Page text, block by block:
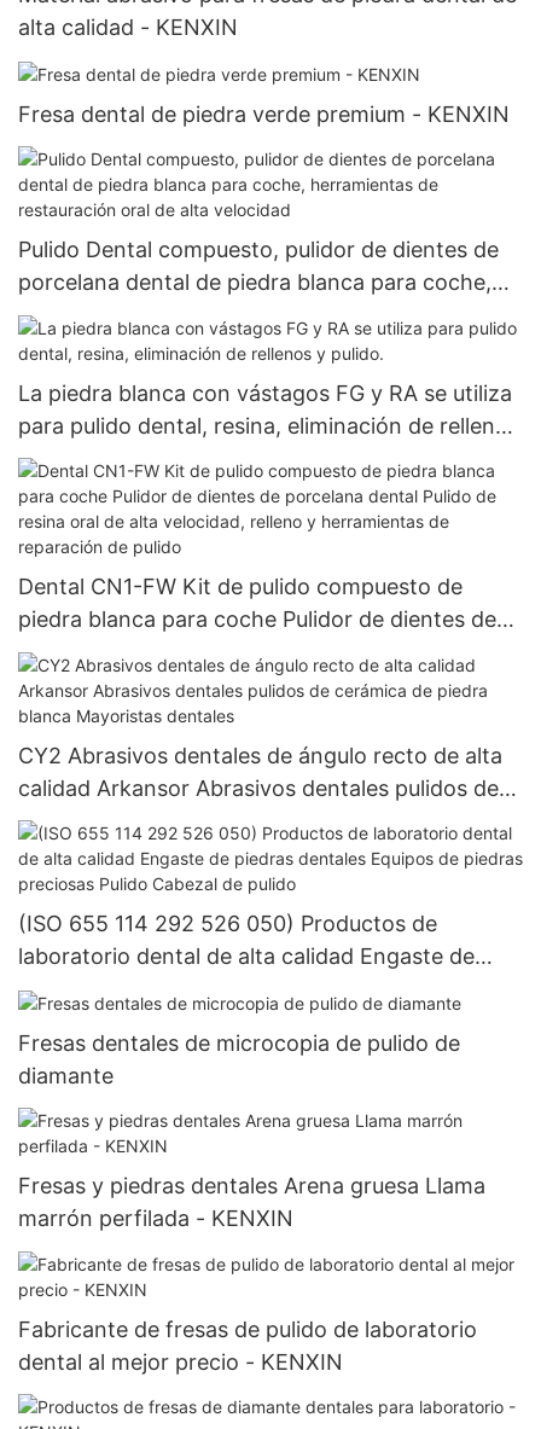
alta calidad - KENXIN
Fresa dental de piedra verde premium - KENXIN
Pulido Dental compuesto, pulidor de dientes de
porcelana dental de piedra blanca para coche,
herramientas de restauración oral de alta
velocidad
La piedra blanca con vástagos FG y RA se utiliza
para pulido dental, resina, eliminación de rellenos
y pulido.
Dental CN1-FW Kit de pulido compuesto de
piedra blanca para coche Pulidor de dientes de
porcelana dental Pulido de resina oral de alta
velocidad, relleno y herramientas de reparación
de pulido
CY2 Abrasivos dentales de ángulo recto de alta
calidad Arkansor Abrasivos dentales pulidos de
cerámica de piedra blanca Mayoristas dentales
(ISO 655 114 292 526 050) Productos de
laboratorio dental de alta calidad Engaste de
piedras dentales Equipos de piedras preciosas
Pulido Cabezal de pulido
Fresas dentales de microcopia de pulido de
diamante
Fresas y piedras dentales Arena gruesa Llama
marrón perfilada - KENXIN
Fabricante de fresas de pulido de laboratorio
dental al mejor precio - KENXIN